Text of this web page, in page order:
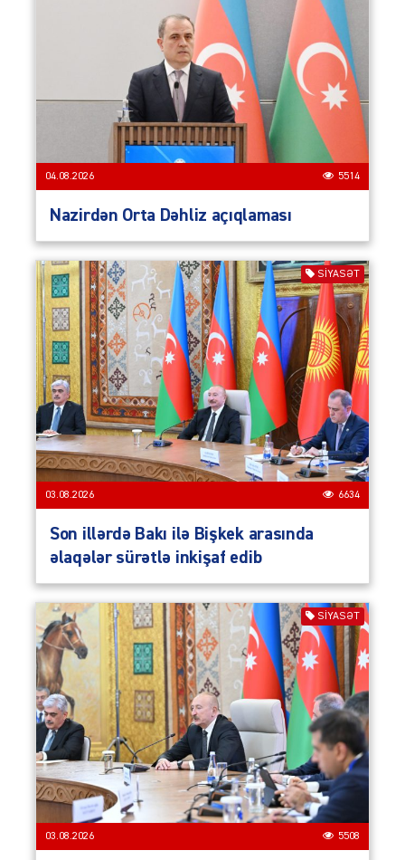
04.08.2026 5514
Nazirdən Orta Dəhliz açıqlaması
SIYASƏT
03.08.2026 6634
Son illərdə Bakı ilə Bişkek arasında
əlaqələr sürətlə inkişaf edib
SIYASƏT
03.08.2026 5508